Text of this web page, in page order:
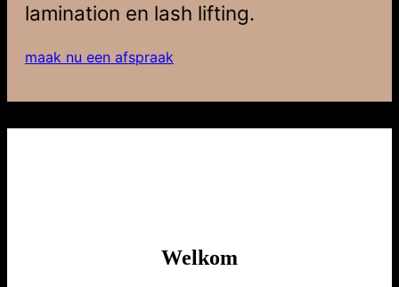
lamination en lash lifting.
maak nu een afspraak
Welkom